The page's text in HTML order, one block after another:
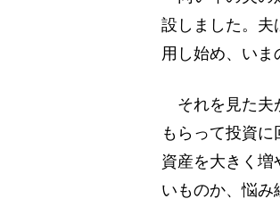
設しました。夫
用し始め、いま
それを見た夫
もらって投資に
資産を大きく
いものか、悩み